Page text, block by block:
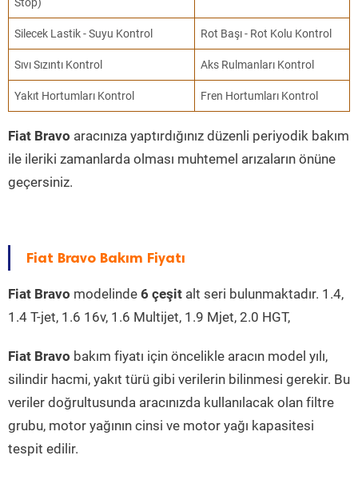
Silecek Lastik - Suyu Kontrol Rot Başı - Rot Kolu Kontrol
Sıvı Sızıntı Kontrol Aks Rulmanları Kontrol
Yakıt Hortumları Kontrol Fren Hortumları Kontrol
Fiat Bravo aracınıza yaptırdığınız düzenli periyodik bakım
ile ileriki zamanlarda olması muhtemel arızaların önüne
geçersiniz.
Fiat Bravo Bakım Fiyatı
Fiat Bravo modelinde 6 çeşit alt seri bulunmaktadır. 1.4,
1.4 T-jet, 1.6 16v, 1.6 Multijet, 1.9 Mjet, 2.0 HGT,
Fiat Bravo bakım fiyatı için öncelikle aracın model yılı,
silindir hacmi, yakıt türü gibi verilerin bilinmesi gerekir. Bu
veriler doğrultusunda aracınızda kullanılacak olan filtre
grubu, motor yağının cinsi ve motor yağı kapasitesi
tespit edilir.